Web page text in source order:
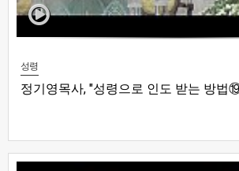
성령
정기영목사, "성령으로 인도 받는 방법